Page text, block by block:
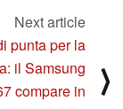
Next article
punta per la
il Samsung
compare in
⟩